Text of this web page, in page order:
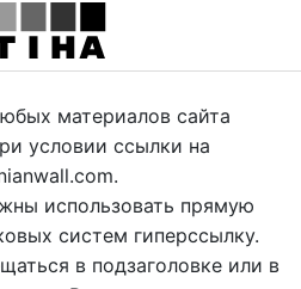
материалов сайта
условии ссылки на
использовать прямую
систем гиперссылку.
в подзаголовке или в